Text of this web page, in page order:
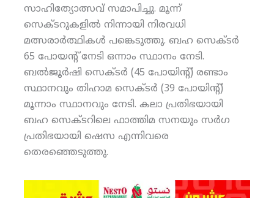
സാഹിത്യോത്സവ് സമാപിച്ചു. മൂന്ന്
സെക്ടറുകളില്‍ നിന്നായി നിരവധി
മത്സരാര്‍ത്ഥികള്‍ പങ്കെടുത്തു. ബഹ സെക്ടര്‍
65 പോയന്റ് നേടി ഒന്നാം സ്ഥാനം നേടി.
ബല്‍ജൂര്‍ഷി സെക്ടര്‍ (45 പോയിന്റ്) രണ്ടാം
സ്ഥാനവും തിഹാമ സെക്ടര്‍ (39 പോയിന്റ്)
മൂന്നാം സ്ഥാനവും നേടി. കലാ പ്രതിഭയായി
ബഹ സെക്ടറിലെ ഫാത്തിമ സനയും സര്‍ഗ
പ്രതിഭയായി ഷെസ എന്നിവരെ
തെരഞ്ഞെടുത്തു.